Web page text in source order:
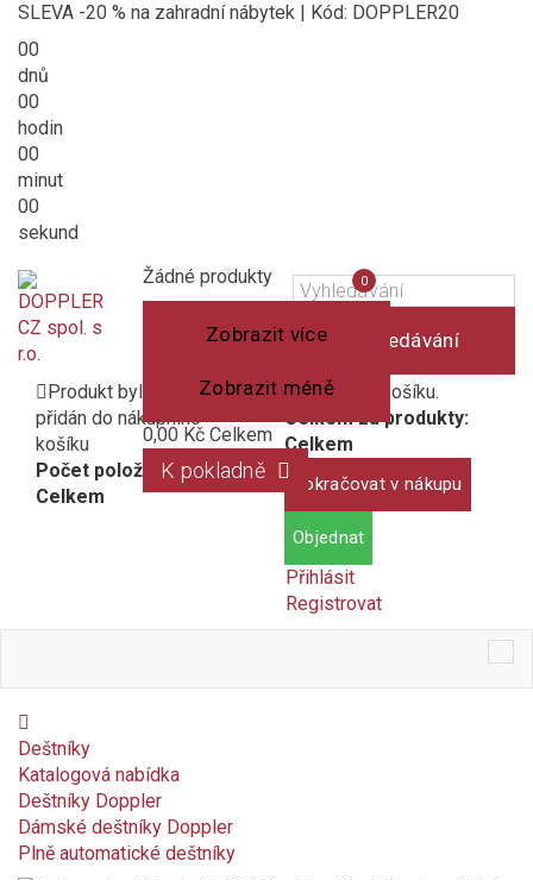
SLEVA -20 % na zahradní nábytek | Kód: DOPPLER20
00
dnů
00
hodin
00
minut
00
sekund
Vyhledávání
Košík
(prázdný)
Žádné produkty
Zobrazit více
Zobrazit méně
0,00 Kč Celkem
K pokladně
Produkt byl úspěšně
přidán do nákupního
košíku
Počet položek:
Celkem
1 produkt v košíku.
Celkem za produkty:
Celkem
Pokračovat v nákupu
Objednat
Přihlásit
Registrovat
Porovnání
produktů
0
Deštníky
Katalogová nabídka
Deštníky Doppler
Dámské deštníky Doppler
Plně automatické deštníky